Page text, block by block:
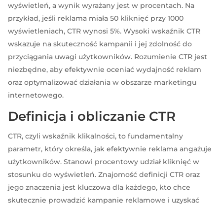
wyświetleń, a wynik wyrażany jest w procentach. Na
przykład, jeśli reklama miała 50 kliknięć przy 1000
wyświetleniach, CTR wynosi 5%. Wysoki wskaźnik CTR
wskazuje na skuteczność kampanii i jej zdolność do
przyciągania uwagi użytkowników. Rozumienie CTR jest
niezbędne, aby efektywnie oceniać wydajność reklam
oraz optymalizować działania w obszarze marketingu
internetowego.
Definicja i obliczanie CTR
CTR, czyli wskaźnik klikalności, to fundamentalny
parametr, który określa, jak efektywnie reklama angażuje
użytkowników. Stanowi procentowy udział kliknięć w
stosunku do wyświetleń. Znajomość definicji CTR oraz
jego znaczenia jest kluczowa dla każdego, kto chce
skutecznie prowadzić kampanie reklamowe i uzyskać